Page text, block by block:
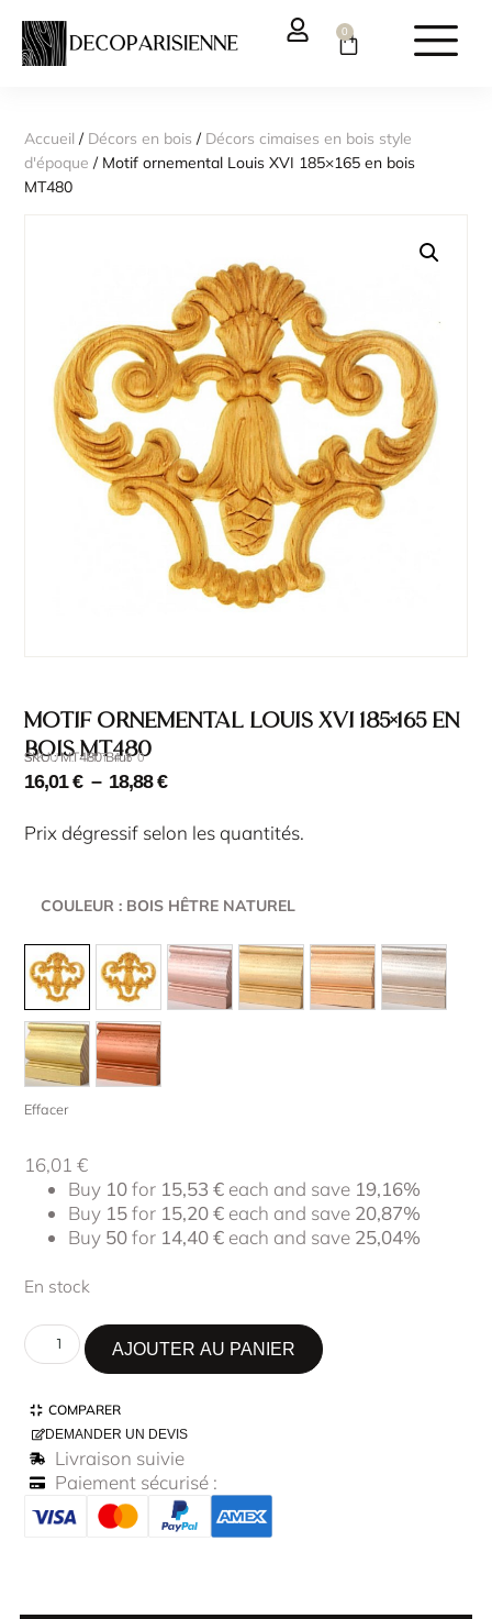
0
Accueil / Décors en bois / Décors cimaises en bois style
d'époque / Motif ornemental Louis XVI 185×165 en bois
MT480
Motif ornemental Louis XVI 185×165 en
bois MT480
SKU : MT480
SKU : MT480 Brut
16,01€ – 18,88€
Prix dégressif selon les quantités.
COULEUR : BOIS HÊTRE NATUREL
Effacer
16,01€
Buy 10for 15,53€ each and save 19,16%
Buy 15for 15,20€ each and save 20,87%
Buy 50for 14,40€ each and save 25,04%
En stock
AJOUTER AU PANIER
COMPARER
DEMANDER UN DEVIS
Livraison suivie
Paiement sécurisé :